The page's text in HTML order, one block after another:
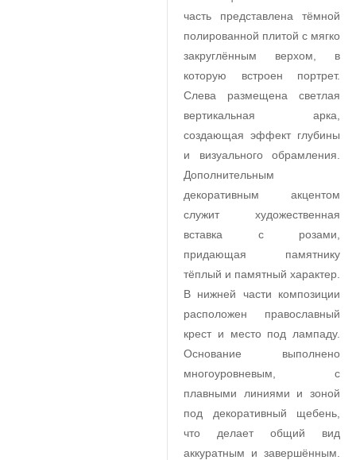
часть представлена тёмной
полированной плитой с мягко
закруглённым верхом, в
которую встроен портрет.
Слева размещена светлая
вертикальная арка,
создающая эффект глубины
и визуального обрамления.
Дополнительным
декоративным акцентом
служит художественная
вставка с розами,
придающая памятнику
тёплый и памятный характер.
В нижней части композиции
расположен православный
крест и место под лампаду.
Основание выполнено
многоуровневым, с
плавными линиями и зоной
под декоративный щебень,
что делает общий вид
аккуратным и завершённым.